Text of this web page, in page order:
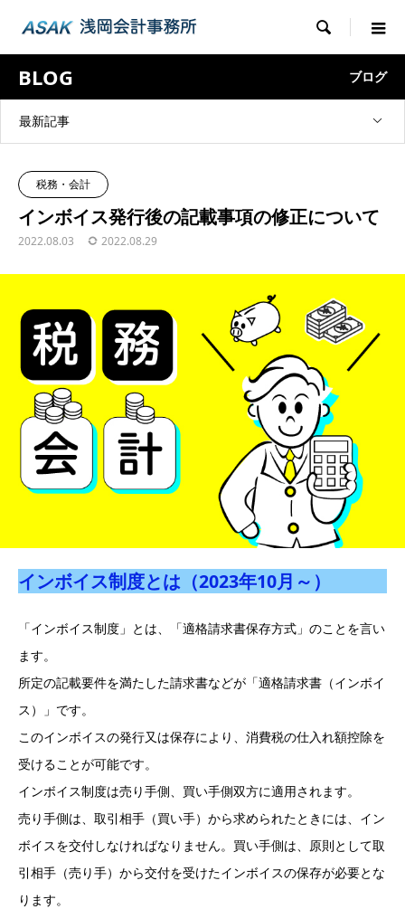

BLOG ブログ
最新記事
税務・会計
インボイス発行後の記載事項の修正について
2022.08.03 2022.08.29
インボイス制度とは（2023年10月～）
「インボイス制度」とは、「適格請求書保存方式」のことを言い
ます。
所定の記載要件を満たした請求書などが「適格請求書（インボイ
ス）」です。
このインボイスの発行又は保存により、消費税の仕入れ額控除を
受けることが可能です。
インボイス制度は売り手側、買い手側双方に適用されます。
売り手側は、取引相手（買い手）から求められたときには、イン
ボイスを交付しなければなりません。買い手側は、原則として取
引相手（売り手）から交付を受けたインボイスの保存が必要とな
ります。